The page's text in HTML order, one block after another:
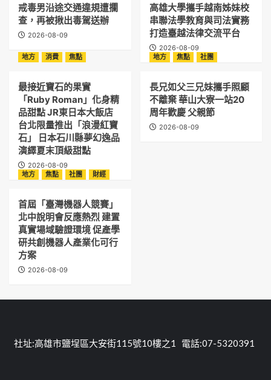
戒毒男沿途交通違規遭攔
查，再被揪出毒駕送辦
2026-08-09
高雄大學攜手越南姊妹校
串聯法學教育與司法實務
打造臺越法律交流平台
2026-08-09
地方
消費 焦點
最接近寶石的果實
「Ruby Roman」化身精
品甜點 JR東日本大飯店
台北限量推出「浪漫紅寶
石」 日本石川縣夢幻逸品
演繹夏末頂級甜點
2026-08-09
地方 焦點 社團
長兄如父三兄妹攜手照顧
不離棄 華山大寮一站20
周年歡慶 父親節
2026-08-09
地方 焦點 社團 財經
首屆「臺灣機器人競賽」
北中說明會反應熱烈 建置
真實場域驗證環境 促產學
研共創機器人產業化可行
方案
2026-08-09
社址:高雄市鹽埕區大安街115號10樓之1 電話:07-5320391